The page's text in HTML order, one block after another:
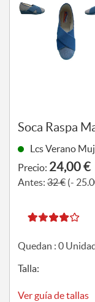
Soca Raspa
Lcs Verano
Precio: 24,00 €
Antes:32 €(-
Quedan : 0
Talla:
Ver guía de tallas